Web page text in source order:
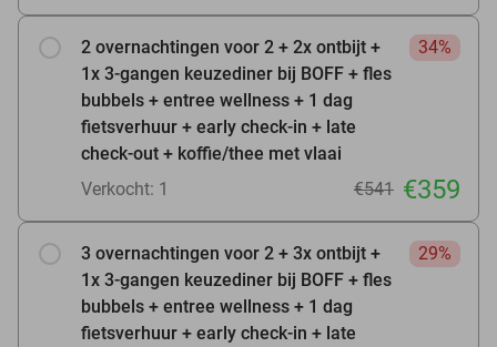
2 overnachtingen voor 2 + 2x ontbijt +
1x 3-gangen keuzediner bij BOFF + fles
bubbels + entree wellness + 1 dag
fietsverhuur + early check-in + late
check-out + koffie/thee met vlaai
34%
Verkocht: 1 €541 €359
3 overnachtingen voor 2 + 3x ontbijt +
1x 3-gangen keuzediner bij BOFF + fles
bubbels + entree wellness + 1 dag
fietsverhuur + early check-in + late
29%